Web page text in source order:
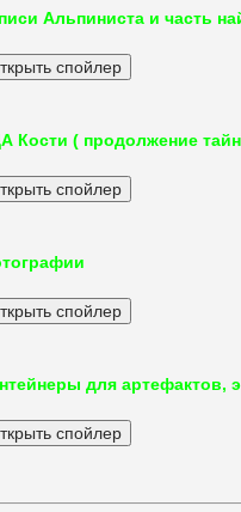
Альпиниста и часть
Кости ( продолжение
для артефактов,